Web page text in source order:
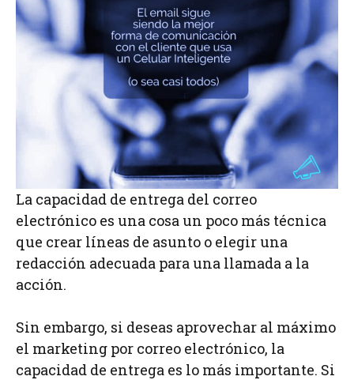
La capacidad de entrega del correo
electrónico es una cosa un poco más técnica
que crear líneas de asunto o elegir una
redacción adecuada para una llamada a la
acción.
Sin embargo, si deseas aprovechar al máximo
el marketing por correo electrónico, la
capacidad de entrega es lo más importante. Si